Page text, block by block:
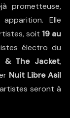
prometteuse,
Elle
soit 19 au
électro du
& The Jacket,
Nuit Libre Asil
seront à